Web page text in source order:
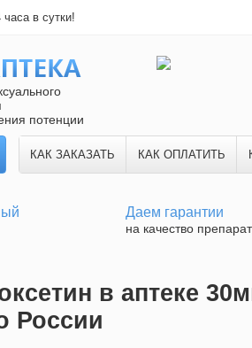
в сутки!
потенции
КАК ЗАКАЗАТЬ КАК ОПЛАТИТЬ
Даем гарантии
на качество
в аптеке
России